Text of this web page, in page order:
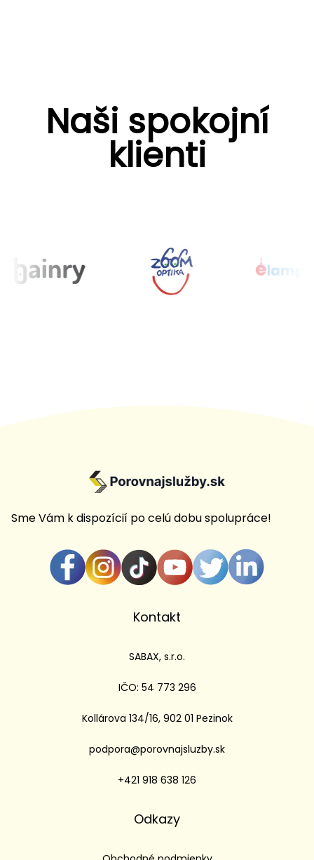
Naši spokojní
klienti
Sme Vám k dispozícií po celú dobu spolupráce!
Kontakt
SABAX, s.r.o.
IČO: 54 773 296
Kollárova 134/16, 902 01 Pezinok
podpora@porovnajsluzby.sk
+421 918 638 126
Odkazy